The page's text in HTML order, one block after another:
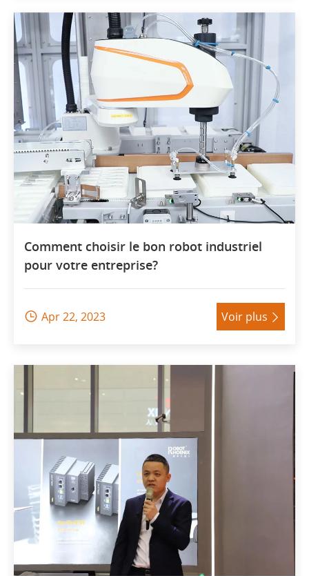
Comment choisir le bon robot industriel
pour votre entreprise?
 Apr 22, 2023 Voir plus 